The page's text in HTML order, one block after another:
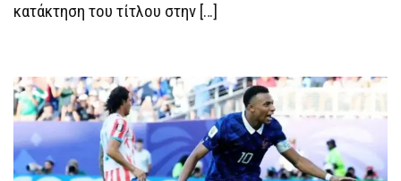
κατάκτηση του τίτλου στην […]